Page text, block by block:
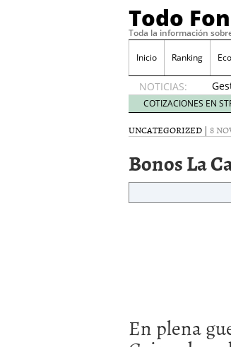
Todo
Toda la información
Inicio Ranking
NOTICIAS:
el
La
Los
no se
COTIZACIONES EN
UNCATEGORIZED | 8
Bonos La
En plena